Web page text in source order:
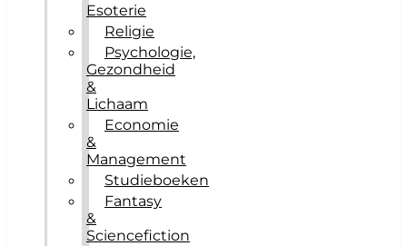
Esoterie
Religie
Psychologie,
Gezondheid
&
Lichaam
Economie
&
Management
Studieboeken
Fantasy
&
Sciencefiction